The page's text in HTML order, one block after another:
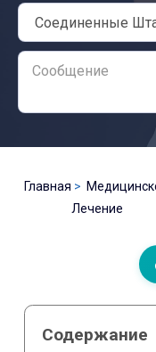
Главная
Лечение
Содержание